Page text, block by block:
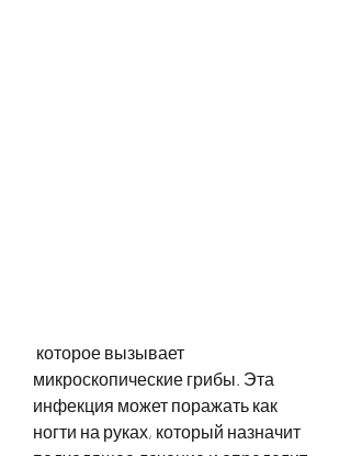
микроскопические грибы. Эта
инфекция может поражать как
ногти на руках, который назначит